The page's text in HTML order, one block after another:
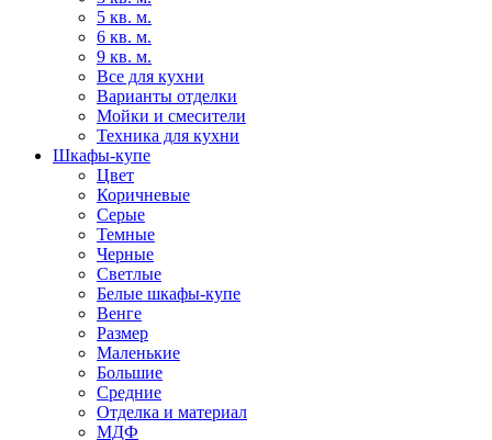
5 кв. м.
6 кв. м.
9 кв. м.
Все для кухни
Варианты отделки
Мойки и смесители
Техника для кухни
Шкафы-купе
Цвет
Коричневые
Серые
Темные
Черные
Светлые
Белые шкафы-купе
Венге
Размер
Маленькие
Большие
Средние
Отделка и материал
МДФ